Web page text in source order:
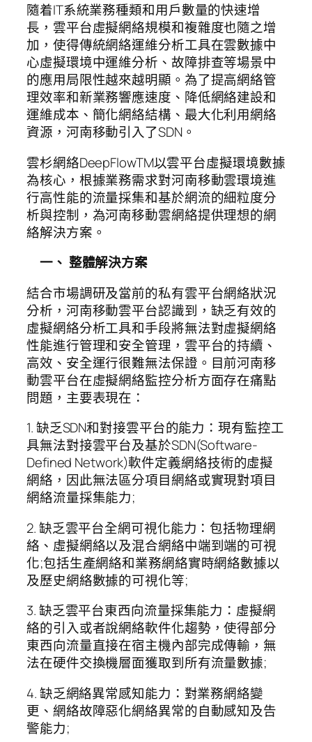
隨着IT系統業務種類和用戶數量的快速增
長，雲平台虛擬網絡規模和複雜度也隨之增
加，使得傳統網絡運維分析工具在雲數據中
心虛擬環境中運維分析、故障排查等場景中
的應用局限性越來越明顯。為了提高網絡管
理效率和新業務響應速度、降低網絡建設和
運維成本、簡化網絡結構、最大化利用網絡
資源，河南移動引入了SDN。
雲杉網絡DeepFlowTM以雲平台虛擬環境數據
為核心，根據業務需求對河南移動雲環境進
行高性能的流量採集和基於網流的細粒度分
析與控制，為河南移動雲網絡提供理想的網
絡解決方案。
一、 整體解決方案
結合市場調研及當前的私有雲平台網絡狀況
分析，河南移動雲平台認識到，缺乏有效的
虛擬網絡分析工具和手段將無法對虛擬網絡
性能進行管理和安全管理，雲平台的持續、
高效、安全運行很難無法保證。目前河南移
動雲平台在虛擬網絡監控分析方面存在痛點
問題，主要表現在：
1. 缺乏SDN和對接雲平台的能力：現有監控工
具無法對接雲平台及基於SDN(Software-
Defined Network)軟件定義網絡技術的虛擬
網絡，因此無法區分項目網絡或實現對項目
網絡流量採集能力;
2. 缺乏雲平台全網可視化能力：包括物理網
絡、虛擬網絡以及混合網絡中端到端的可視
化;包括生產網絡和業務網絡實時網絡數據以
及歷史網絡數據的可視化等;
3. 缺乏雲平台東西向流量採集能力：虛擬網
絡的引入或者說網絡軟件化趨勢，使得部分
東西向流量直接在宿主機內部完成傳輸，無
法在硬件交換機層面獲取到所有流量數據;
4. 缺乏網絡異常感知能力：對業務網絡變
更、網絡故障惡化網絡異常的自動感知及告
警能力;